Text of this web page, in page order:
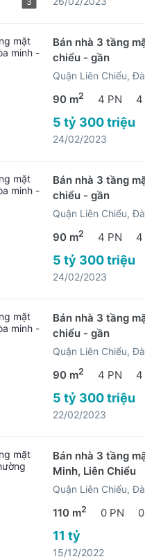
Bán nhà 3 tầng
chiểu - gần
Quận Liên Chiểu,
90 m2 4 PN 4
5 tỷ 300 triệu
24/02/2023
Bán nhà 3 tầng
chiểu - gần
Quận Liên Chiểu,
90 m2 4 PN 4
5 tỷ 300 triệu
24/02/2023
Bán nhà 3 tầng
chiểu - gần
Quận Liên Chiểu,
90 m2 4 PN 4
5 tỷ 300 triệu
22/02/2023
Bán nhà 3 tầng
Minh, Liên Chiểu
Quận Liên Chiểu,
110 m2 0 PN
11 tỷ
15/12/2022